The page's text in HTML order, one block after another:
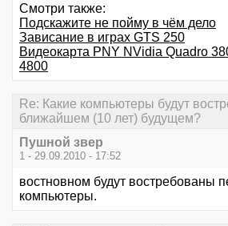
Смотри также:
Подскажите не пойму в чём дело
Зависание в играх GTS 250
Видеокарта PNY NVidia Quadro
4800
Re: Какие компьютеры будут
ближайшем (10 лет) будущем?
Пушной звер
1 - 29.09.2010 - 17:52
востновном будут востребованы
компьютеры.